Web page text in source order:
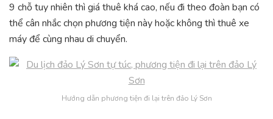
9 chỗ tuy nhiên thì giá thuê khá cao, nếu đi theo đoàn bạn có
thể cân nhắc chọn phương tiện này hoặc không thì thuê xe
máy để cùng nhau di chuyển.
Hướng dẫn phương tiện đi lại trên đảo Lý Sơn